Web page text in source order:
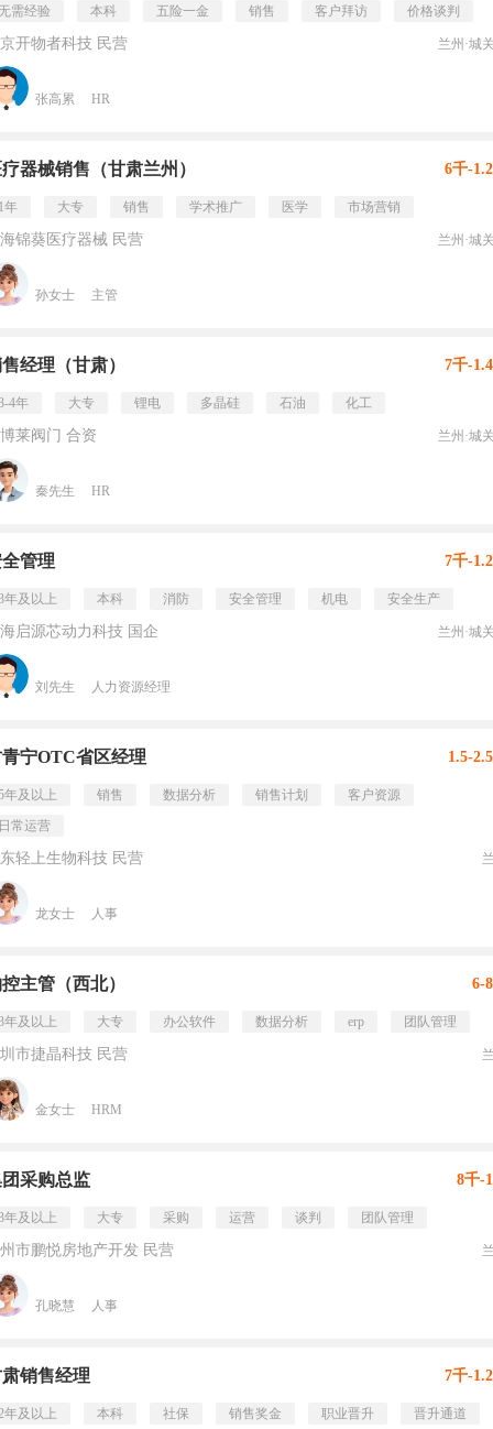
需经验 本科 五险一金 销售 客户拜访 价格谈判
开物者科技 民营 兰州·城
张高累 HR
器械销售（甘肃兰州） 6千-
年 大专 销售 学术推广 医学 市场营销
锦葵医疗器械 民营 兰州·城
孙女士 主管
经理（甘肃） 7千-
4年 大专 锂电 多晶硅 石油 化工
莱阀门 合资 兰州·城
秦先生 HR
管理 7千-
年及以上 本科 消防 安全管理 机电 安全生产
启源芯动力科技 国企 兰州·城
刘先生 人力资源经理
宁OTC省区经理 1.5-
年及以上 销售 数据分析 销售计划
客户资源
常运营
轻上生物科技 民营
龙女士 人事
主管（西北） 6-
年及以上 大专 办公软件 数据分析 erp 团队管理
市捷晶科技 民营
金女士 HRM
采购总监 8千-
年及以上 大专 采购 运营 谈判 团队管理
市鹏悦房地产开发 民营
孔晓慧 人事
销售经理 7千-
年及以上 本科 社保 销售奖金 职业晋升 晋升通道